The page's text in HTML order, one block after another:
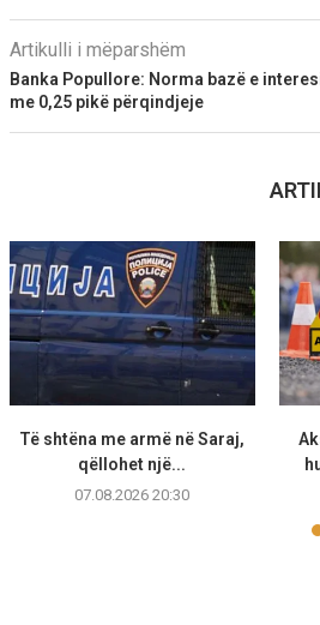
Artikulli i mëparshëm
Banka Popullore: Norma bazë e
me 0,25 pikë përqindjeje
Të shtëna me armë në Saraj,
qëllohet një...
07.08.2026 20:30